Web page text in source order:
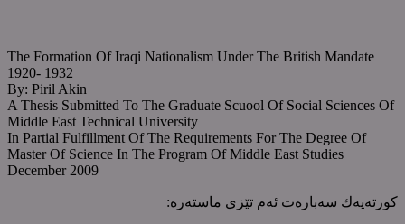
The Formation Of Iraqi Nationalism Under The British Mandate
1920- 1932
By: Piril Akin
A Thesis Submitted To The Graduate Scuool Of Social Sciences Of
Middle East Technical University
In Partial Fulfillment Of The Requirements For The Degree Of
Master Of Science In The Program Of Middle East Studies
December 2009
کورتەیەك سەبارەت ئەم تێزی ماستەرە: